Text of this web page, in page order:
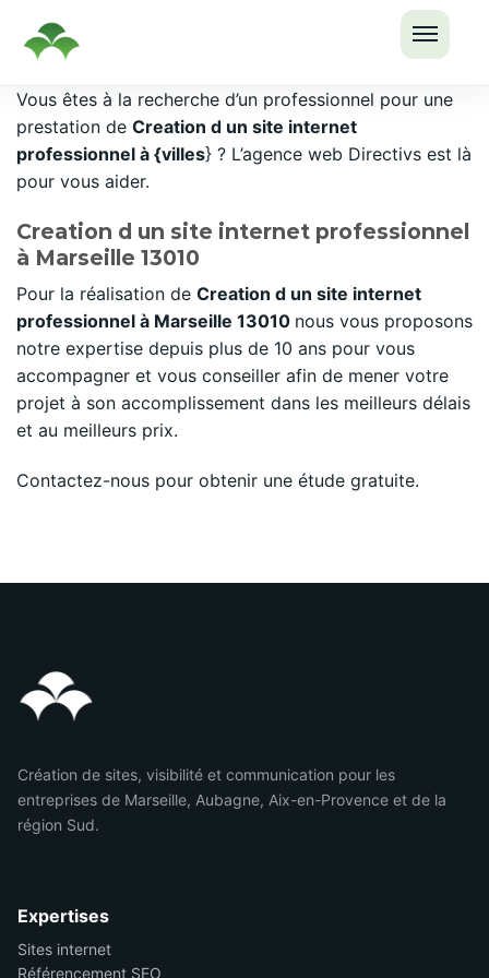
LE
MENU
Passer
au
contenu
Vous êtes à la recherche d’un professionnel pour une
prestation de Creation d un site internet
professionnel à {villes} ? L’agence web Directivs est là
pour vous aider.
Creation d un site internet professionnel
à Marseille 13010
Pour la réalisation de Creation d un site internet
professionnel à Marseille 13010 nous vous proposons
notre expertise depuis plus de 10 ans pour vous
accompagner et vous conseiller afin de mener votre
projet à son accomplissement dans les meilleurs délais
et au meilleurs prix.
Contactez-nous pour obtenir une étude gratuite.
Création de sites, visibilité et communication pour les
entreprises de Marseille, Aubagne, Aix-en-Provence et de la
région Sud.
Expertises
Sites internet
Référencement SEO